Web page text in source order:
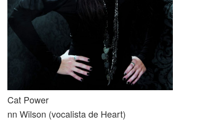
Cat Power
nn Wilson (vocalista de Heart)